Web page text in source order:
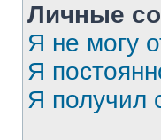
Личные
Я не могу
Я
Я получил